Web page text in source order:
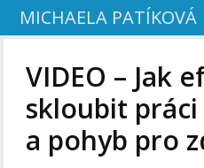
MICHAELA PATÍKOVÁ
VIDEO – Jak
skloubit práci
a pohyb pro